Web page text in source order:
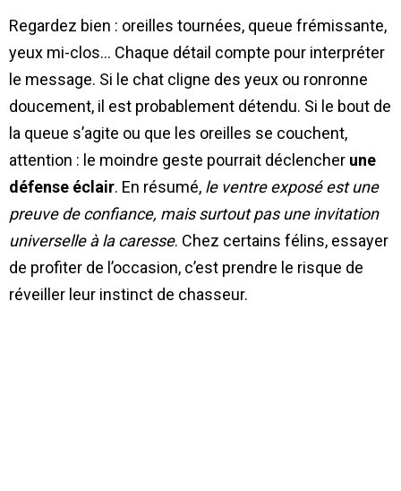
Regardez bien : oreilles tournées, queue frémissante,
yeux mi-clos… Chaque détail compte pour interpréter
le message. Si le chat cligne des yeux ou ronronne
doucement, il est probablement détendu. Si le bout de
la queue s’agite ou que les oreilles se couchent,
attention : le moindre geste pourrait déclencher une
défense éclair. En résumé, le ventre exposé est une
preuve de confiance, mais surtout pas une invitation
universelle à la caresse. Chez certains félins, essayer
de profiter de l’occasion, c’est prendre le risque de
réveiller leur instinct de chasseur.